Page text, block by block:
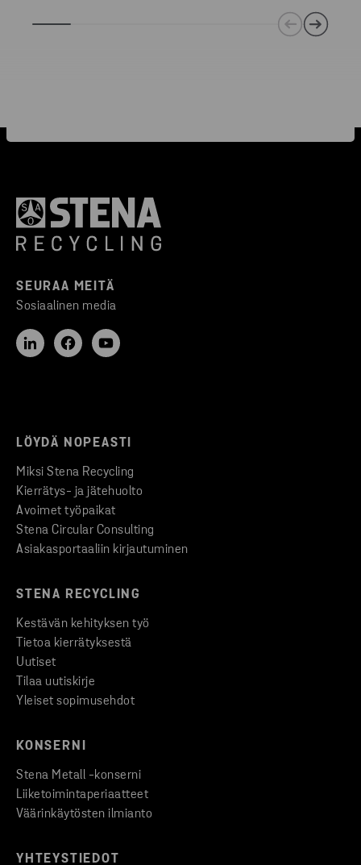
SEURAA MEITÄ
Sosiaalinen media
LÖYDÄ NOPEASTI
Miksi Stena Recycling
Kierrätys- ja jätehuolto
Avoimet työpaikat
Stena Circular Consulting
Asiakasportaaliin kirjautuminen
STENA RECYCLING
Kestävän kehityksen työ
Tietoa kierrätyksestä
Uutiset
Tilaa uutiskirje
Yleiset sopimusehdot
KONSERNI
Stena Metall -konserni
Liiketoimintaperiaatteet
Väärinkäytösten ilmianto
YHTEYSTIEDOT